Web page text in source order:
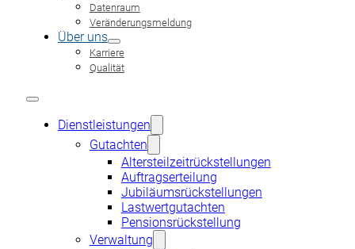
Datenraum
Veränderungsmeldung
Über uns
Karriere
Qualität
Dienstleistungen
Gutachten
Altersteilzeitrückstellungen
Auftragserteilung
Jubiläumsrückstellungen
Lastwertgutachten
Pensionsrückstellung
Verwaltung
MACHEN SIE KARRIERE
BEIM WIRTSCHAFTSMATHEMATISCHEN
Für den Bereich Pensionsversicherungsmathematik suchen
Praktikanten (w/m)
Werkstudenten (w/m)
Suchen Sie neue Herausforderungen und eine Möglichkeit